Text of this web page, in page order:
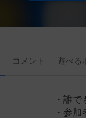
コメント 遊べる
・誰
・参